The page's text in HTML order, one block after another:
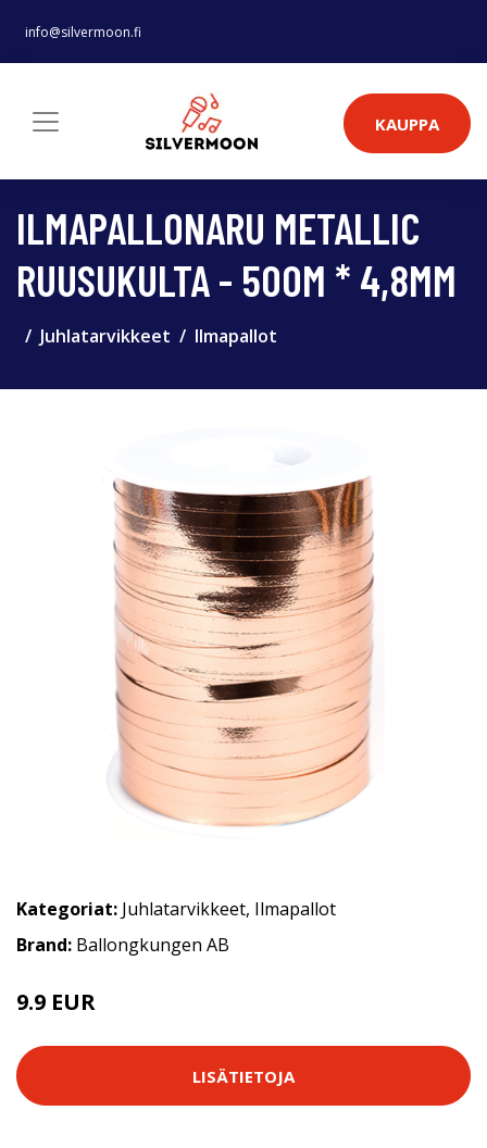
info@silvermoon.fi
KAUPPA
ILMAPALLONARU METALLIC
RUUSUKULTA - 500M * 4,8MM
Juhlatarvikkeet Ilmapallot
Kategoriat: Juhlatarvikkeet, Ilmapallot
Brand: Ballongkungen AB
9.9 EUR
LISÄTIETOJA